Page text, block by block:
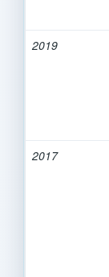
2019
2017